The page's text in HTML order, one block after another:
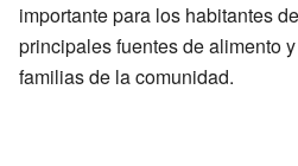
importante para los habitantes
principales fuentes de alimento
familias de la comunidad.